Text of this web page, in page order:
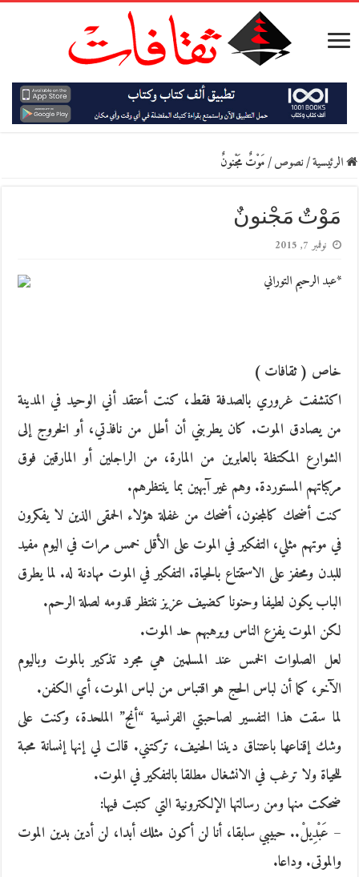
الرئيسية/نصوص/مَوْتٌ مَجْنونٌ
مَوْتٌ مَجْنونٌ
نوفمبر 7, 2015
*عبد الرحيم التوراني
خاص ( ثقافات )
اكتشفت غروري بالصدفة فقط، كنت أعتقد أني الوحيد في المدينة
من يصادق الموت. كان يطربني أن أطل من نافذتي، أو الخروج إلى
الشوارع المكتظة بالعابرين من المارة، من الراجلين أو المارقين فوق
مركباتهم المستوردة. وهم غير آبهين بما ينتظرهم.
كنت أضحك كالمجنون، أضحك من غفلة هؤلاء الحمقى الذين لا يفكرون
في موتهم مثلي، التفكير في الموت على الأقل خمس مرات في اليوم مفيد
للبدن ومحفز على الاستمتاع بالحياة. التفكير في الموت مهادنة له. لما يطرق
الباب يكون لطيفا وحنونا كضيف عزيز ننتظر قدومه لصلة الرحم.
لكن الموت يفزع الناس ويرهبهم حد الموت.
لعل الصلوات الخمس عند المسلمين هي مجرد تذكير بالموت وباليوم
الآخر، كما أن لباس الحج هو اقتباس من لباس الموت، أي الكفن.
لما سقت هذا التفسير لصاحبتي الفرنسية “أنج” الملحدة، وكنت على
وشك إقناعها باعتناق ديننا الحنيف، تركتني. قالت لي إنها إنسانة محبة
للحياة ولا ترغب في الانشغال مطلقا بالتفكير في الموت.
ضحكت منها ومن رسالتها الإلكترونية التي كتبت فيها:
– عَبْدِيلْ.. حبيبي سابقا، أنا لن أكون مثلك أبدا، لن أدين بدين الموت
والموتى. وداعا.